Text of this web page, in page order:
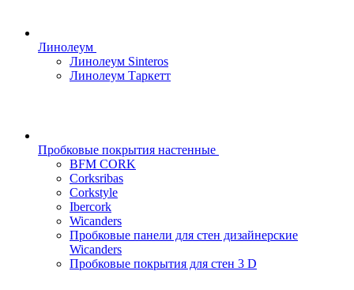
Линолеум
Линолеум Sinteros
Линолеум Таркетт
Пробковые покрытия настенные
BFM CORK
Corksribas
Corkstyle
Ibercork
Wicanders
Пробковые панели для стен дизайнерские
Wicanders
Пробковые покрытия для стен 3 D